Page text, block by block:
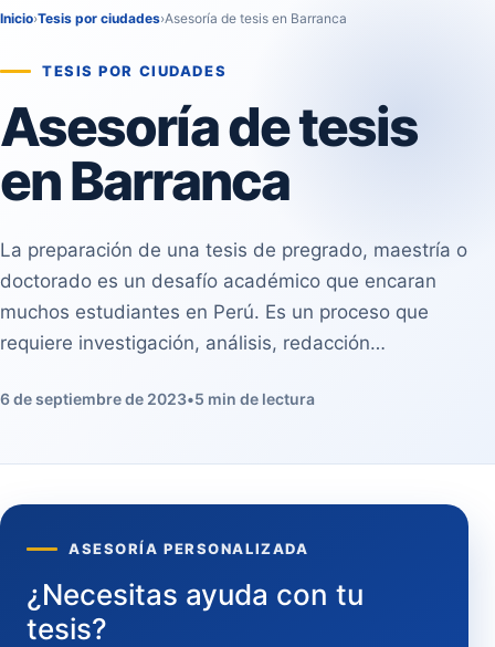
Inicio›Tesis por ciudades›Asesoría de tesis en Barranca
TESIS POR CIUDADES
Asesoría de tesis
en Barranca
La preparación de una tesis de pregrado, maestría o
doctorado es un desafío académico que encaran
muchos estudiantes en Perú. Es un proceso que
requiere investigación, análisis, redacción…
6 de septiembre de 2023•5 min de lectura
ASESORÍA PERSONALIZADA
¿Necesitas ayuda con tu
tesis?